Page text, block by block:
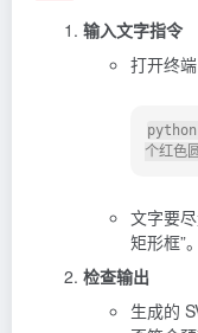
输入文字指令
打开终
文字要
矩形框”。
检查输出
生成的